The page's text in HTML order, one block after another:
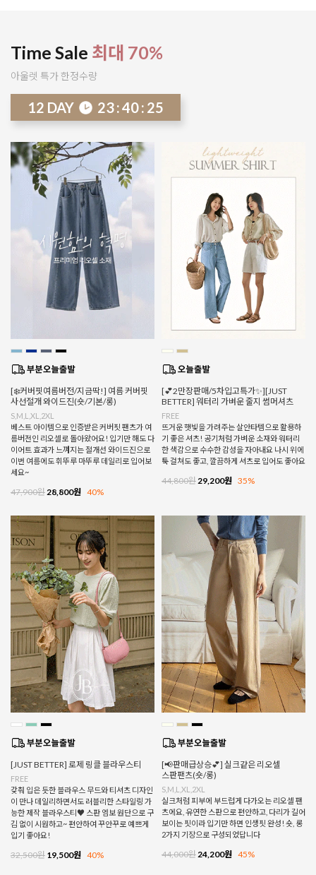
Time Sale 최대 70%
아울렛 특가 한정수량
12 DAY 23:40: 21
[❄️커버핏여름버전/지금딱!] 여름 커버핏
사선절개 와이드진(숏/기본/롱)
S,M,L,XL,2XL
베스트 아이템으로 인증받은 커버핏 팬츠가 여
름버전인 리오셀로 돌아왔어요! 입기만 해도 다
이어트 효과가 느껴지는 절개선 와이드진으로
이번 여름에도 휘뚜루 마뚜루 데일리로 입어보
세요~
47,900원 28,800원 40%
[💕2만장판매/5차입고특가✨][JUST
BETTER] 워터리 가벼운 줄지 썸머셔츠
FREE
뜨거운 햇빛을 가려주는 살안타템으로 활용하
기 좋은 셔츠! 공기처럼 가벼운 소재와 워터리
한 색감으로 수수한 감성을 자아내요 나시 위에
툭 걸쳐도 좋고, 깔끔하게 셔츠로 입어도 좋아요
44,800원 29,200원 35%
[JUST BETTER] 로제 링클 블라우스티
FREE
갖춰 입은 듯한 블라우스 무드와 티셔츠 디자인
이 만나 데일리하면서도 러블리한 스타일링 가
능한 제작 블라우스티♥ 스판 엠보 원단으로 구
김 없이 시원하고~ 편안하여 꾸안꾸로 예쁘게
입기 좋아요!
32,500원 19,500원 40%
[📢판매급상승💕] 실크같은 리오셀
스판팬츠(숏/롱)
S,M,L,XL,2XL
실크처럼 피부에 부드럽게 다가오는 리오셀 팬
츠에요, 유연한 스판으로 편안하고, 다리가 길어
보이는 핏이라 입기만 하면 인생핏 완성! 숏, 롱
2가지 기장으로 구성되었답니다
44,000원 24,200원 45%